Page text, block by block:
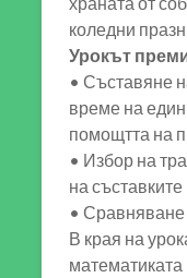
коледни
Урокът
• Съставяне
време на един
помощтта на
• Избор на
на
• Сравняване
В края на
математиката